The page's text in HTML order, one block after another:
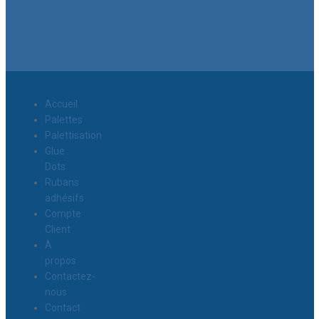
Accueil
Palettes
Palettisation
Glue
Dots
Rubans
adhésifs
Compte
Client
À
propos
Contactez-
nous
Contact